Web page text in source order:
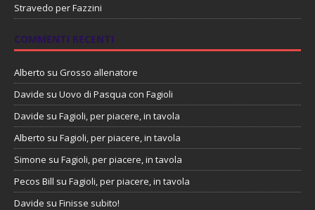
Stravedo per Fazzini
COMMENTI RECENTI
Alberto su Grosso allenatore
Davide su Uovo di Pasqua con Fagioli
Davide su Fagioli, per piacere, in tavola
Alberto su Fagioli, per piacere, in tavola
Simone su Fagioli, per piacere, in tavola
Pecos Bill su Fagioli, per piacere, in tavola
Davide su Finisse subito!